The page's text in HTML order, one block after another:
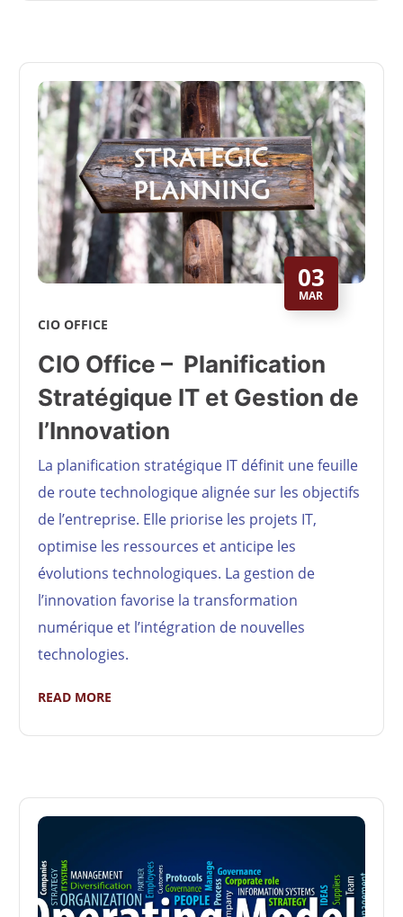
03
MAR
CIO OFFICE
CIO Office – Planification
Stratégique IT et Gestion de
l’Innovation
La planification stratégique IT définit une feuille
de route technologique alignée sur les objectifs
de l’entreprise. Elle priorise les projets IT,
optimise les ressources et anticipe les
évolutions technologiques. La gestion de
l’innovation favorise la transformation
numérique et l’intégration de nouvelles
technologies.
READ MORE